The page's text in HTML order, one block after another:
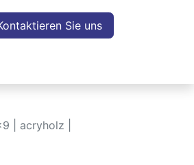
Sie uns
| acryholz |